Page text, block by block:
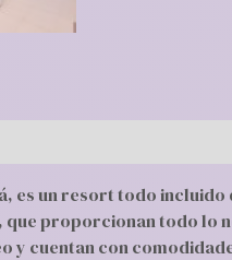
es un resort todo
proporcionan todo lo
y cuentan con